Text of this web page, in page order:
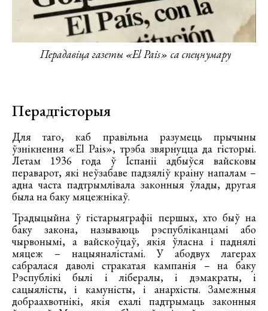
Перадавіца газеты «El Pais» са спецнумару
Перадгісторыя
Для таго, каб правільна разумець прычыны
ўзнікнення «El Pais», трэба звярнуцца да гісторыі.
Летам 1936 года ў Іспаніі адбыўся вайсковы
пераварот, які неўзабаве падзяліў краіну напалам –
адна часта падтрымлівала законныя ўлады, другая
была на баку мяцежнікаў.
Традыцыйна ў гістарыяграфіі першых, хто быў на
баку закона, называюць рэспубліканцамі або
чырвонымі, а вайскоўцаў, якія ўласна і паднялі
мяцеж – нацыяналістамі. У абодвух лагерах
сабралася даволі стракатая кампанія – на баку
Рэспублікі былі і лібералы, і дэмакраты, і
сацыялісты, і камуністы, і анархісты. Замежныя
добраахвотнікі, якія ехалі падтрымаць законныя